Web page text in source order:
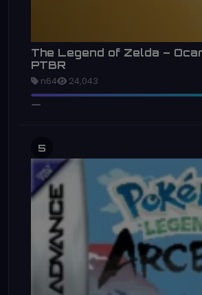
The Legend of Zelda –
PTBR
n64 24,043
5